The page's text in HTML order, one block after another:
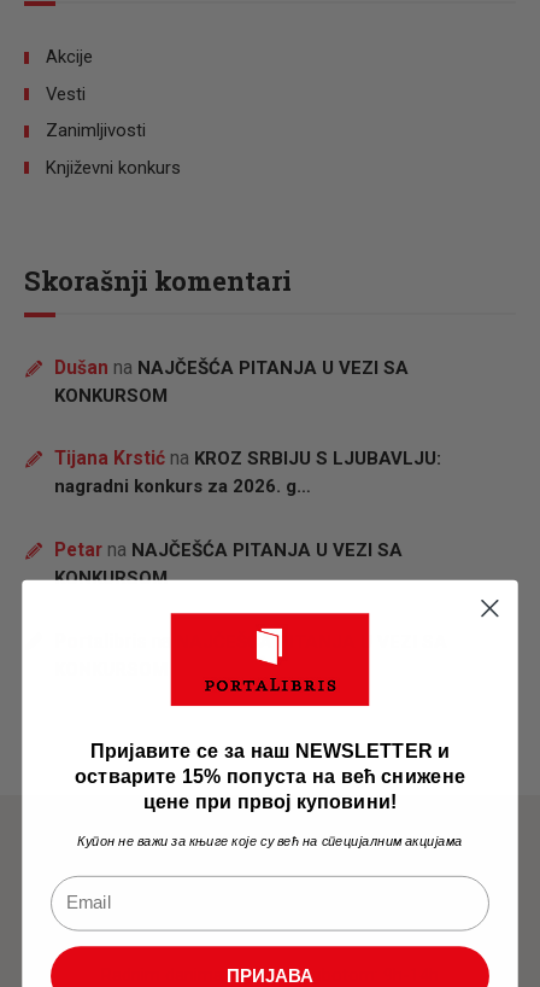
Akcije
Vesti
Zanimljivosti
Književni konkurs
Skorašnji komentari
Dušan na NAJČEŠĆA PITANJA U VEZI SA
KONKURSOM
Tijana Krstićna KROZ SRBIJU S LJUBAVLJU:
nagradni konkurs za 2026. g…
Petarna NAJČEŠĆA PITANJA U VEZI SA
KONKURSOM
NAJČEŠĆA PITANJA U VEZI SA
Knjižara
Radnim danima: 10h-18h Subotom: 9h-14h
Пријавите се за наш NEWSLETTER и
остварите 15% попуста на већ снижене
цене при првој куповини!
Купон не важи за књиге које су већ на специјалним акцијама
ПРИЈАВА